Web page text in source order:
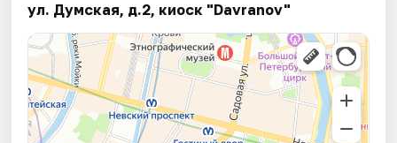
ул. Думская, д.2, киоск "Davranov"